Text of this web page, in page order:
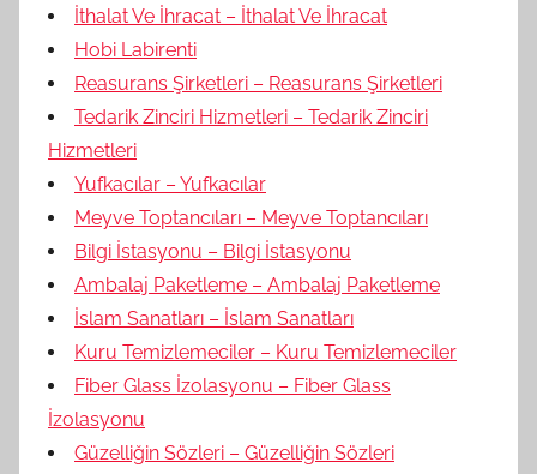
İthalat Ve İhracat – İthalat Ve İhracat
Hobi Labirenti
Reasurans Şirketleri – Reasurans Şirketleri
Tedarik Zinciri Hizmetleri – Tedarik Zinciri
Hizmetleri
Yufkacılar – Yufkacılar
Meyve Toptancıları – Meyve Toptancıları
Bilgi İstasyonu – Bilgi İstasyonu
Ambalaj Paketleme – Ambalaj Paketleme
İslam Sanatları – İslam Sanatları
Kuru Temizlemeciler – Kuru Temizlemeciler
Fiber Glass İzolasyonu – Fiber Glass
İzolasyonu
Güzelliğin Sözleri – Güzelliğin Sözleri